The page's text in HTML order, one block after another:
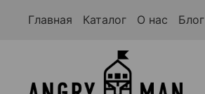
Главная Каталог О нас Блог